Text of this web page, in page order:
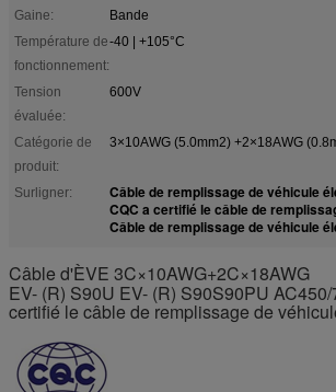
Gaine:
Bande
Température de
fonctionnement:
-40 | +105°C
Tension
évaluée:
600V
Catégorie de
produit:
3×10AWG (5.0mm2) +2×18AWG
Surligner: Câble de remplissage de véhicule
CQC a certifié le câble de
Câble de remplissage de véhicule
Câble d'ÈVE 3C×10AWG+2C×18AWG
EV- (R) S90U EV- (R) S90S90PU
certifié le câble de remplissage de